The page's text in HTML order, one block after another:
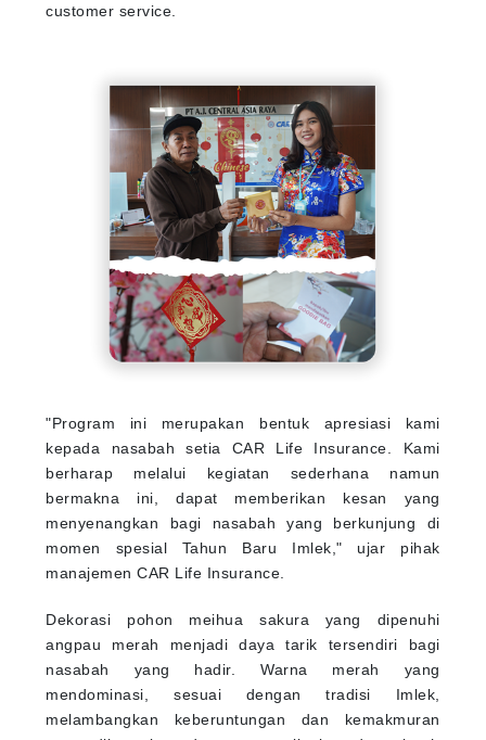
customer service.
"Program ini merupakan bentuk apresiasi kami
kepada nasabah setia CAR Life Insurance. Kami
berharap melalui kegiatan sederhana namun
bermakna ini, dapat memberikan kesan yang
menyenangkan bagi nasabah yang berkunjung di
momen spesial Tahun Baru Imlek," ujar pihak
manajemen CAR Life Insurance.
Dekorasi pohon meihua sakura yang dipenuhi
angpau merah menjadi daya tarik tersendiri bagi
nasabah yang hadir. Warna merah yang
mendominasi, sesuai dengan tradisi Imlek,
melambangkan keberuntungan dan kemakmuran